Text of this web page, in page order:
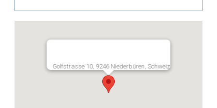
Golfstrasse 10, 9246 Niederbüren, Schweiz